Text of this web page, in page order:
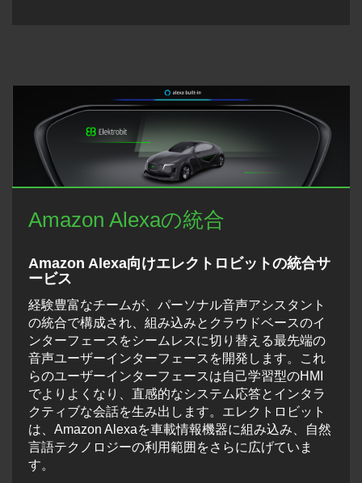
Amazon Alexaの統合
Amazon Alexa向けエレクトロビットの統合サ
ービス
経験豊富なチームが、パーソナル音声アシスタント
の統合で構成され、組み込みとクラウドベースのイ
ンターフェースをシームレスに切り替える最先端の
音声ユーザーインターフェースを開発します。これ
らのユーザーインターフェースは自己学習型のHMI
でよりよくなり、直感的なシステム応答とインタラ
クティブな会話を生み出します。エレクトロビット
は、Amazon Alexaを車載情報機器に組み込み、自然
言語テクノロジーの利用範囲をさらに広げていま
す。